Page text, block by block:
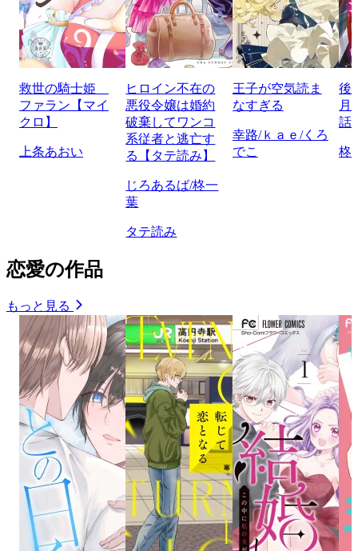
救世の騎士姫
ファラン【マイ
クロ】
上条あおい
ヒロイン不在の
悪役令嬢は婚約
破棄してワンコ
系従者と逃亡す
る【タテ読み】
じろあるば/柊一
葉
タテ読み
王子が空気読ま
なすぎる
幸路/ｋａｅ/くろ
でこ
後
月
話
柊
恋愛の作品
もっと見る